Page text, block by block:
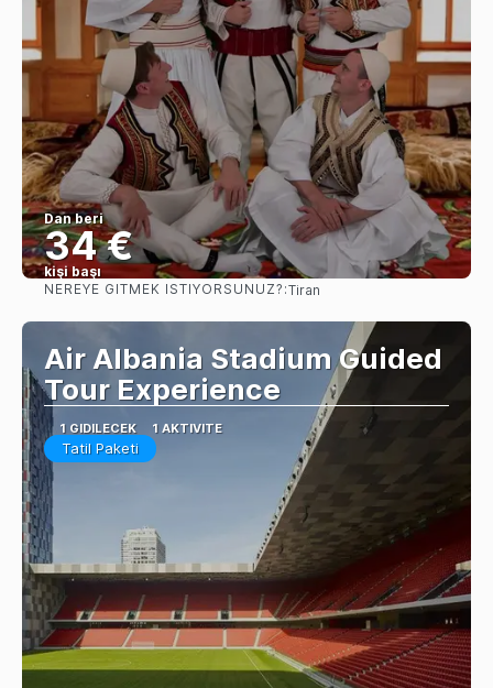
Dan beri
34 €
kişi başı
Görüntüle
NEREYE GITMEK ISTIYORSUNUZ?:Tiran
Air Albania Stadium Guided
Tour Experience
1 GIDILECEK 1 AKTIVITE
Tatil Paketi